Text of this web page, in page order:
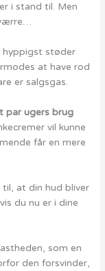
i stand til. Men
hyppigst støder
at have rod
er salgsgas.
par ugers brug
vil kunne
får en mere
at din hud bliver
du nu er i dine
som en
den forsvinder,